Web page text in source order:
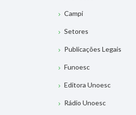
Campi
Setores
Publicações Legais
Funoesc
Editora Unoesc
Rádio Unoesc